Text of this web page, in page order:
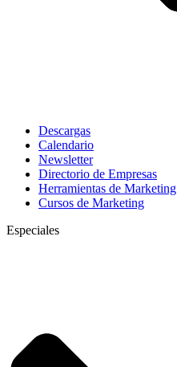
Descargas
Calendario
Newsletter
Directorio de Empresas
Herramientas de Marketing
Cursos de Marketing
Especiales